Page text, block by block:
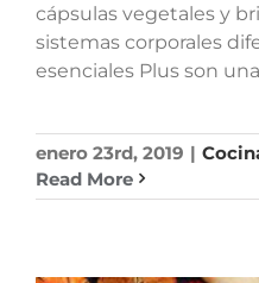
cápsulas vegetales y
sistemas corporales
esenciales Plus son
enero 23rd, 2019 |
Read More